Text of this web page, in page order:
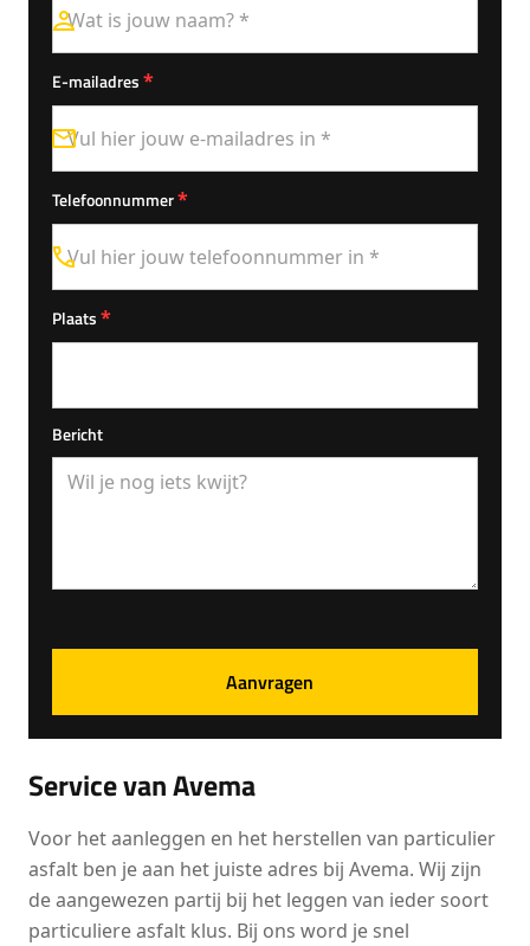
E-mailadres*
Telefoonnummer*
Plaats*
Bericht
Service van Avema
Voor het aanleggen en het herstellen van particulier
asfalt ben je aan het juiste adres bij Avema. Wij zijn
de aangewezen partij bij het leggen van ieder soort
particuliere asfalt klus. Bij ons word je snel